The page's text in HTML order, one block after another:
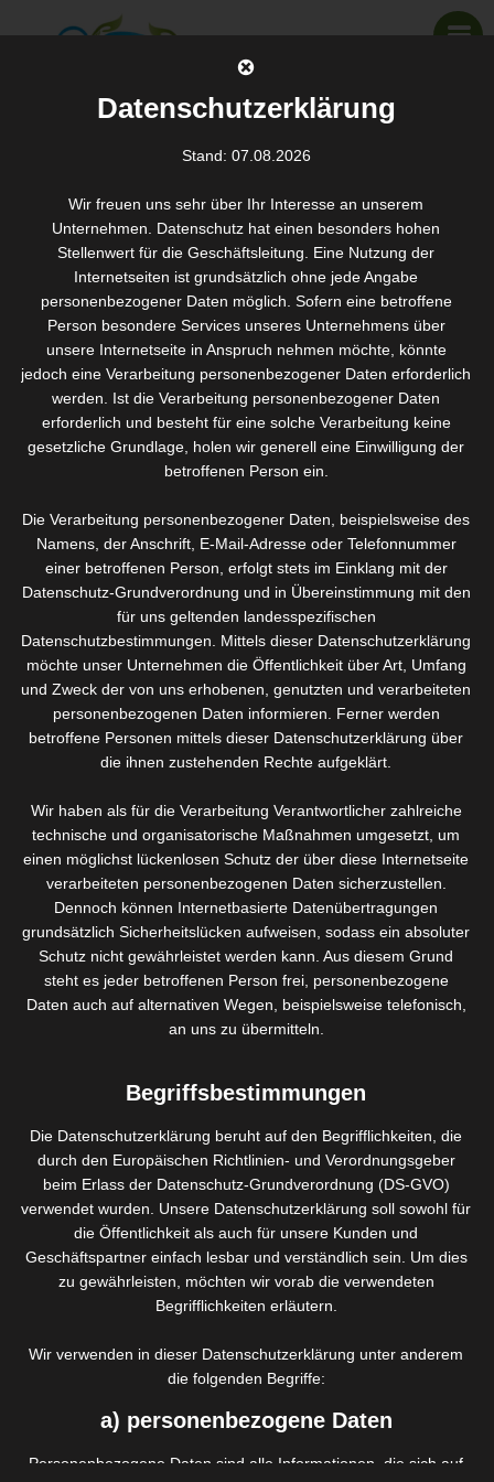
SANTOS WELLNESS & KOSMETIK LEISTUNGEN IN DER ÜBERSICHT
GESCHENKGUTSCHEIN
Sie suchen nach einer perfekten Geschenkidee ?
Mit einem Geschenkgutschein für jede Behandlung und in jeder
Preisklasse verschenken Sie echte Entspannung. Ein Geschenk
das immer gut ankommt und einfach zu beschaffen ist.
Beschenken Sie Ihre Mutter, Frau, Ihre beste
Wellness Geschenkgutschein.
Denn Urlaub vom stressigen Alltag und Momente des
Wohlbefindens für Körper und Seele sind keine Frage der
Dauer. Die Behandlungen können Ihre Lieben frei wählen.
Damit wir Ihre Lieben angemessen verwöhnen können und für
eine bessere Terminplanung, bitten wir um eine telefonische
Abstimmung.
Mitarbeitergeschenke – sei es Weihnachten, Geburtstag,
Urlaubsgeschenk oder als eine kleine Anerkennung für
besondere Leistungen – die Wellnessgutscheine sind sehr
beliebt. Verschenken Sie Ihren Mitarbeitern doch ein
Wellnessgutschein, so haben Sie beide etwas davon. Der
Mitarbeiter ein Wohlfühlerlebnis und Sie einen frischen
und motivierten Mitarbeiter.
GESCHENKGUTSCHEIN HIER BESTELLEN
Übrigens:Gerne können Sie unsere Wellness Geschenk
Gutscheine direkt auch telefonisch oder per email bestellen.
Nennen Sie uns Ihren Wunsch (z.B. Betrag – Behandlung –
Name etc) – und anschließend können Sie Ihr individuelles
Geschenk in Geschenkverpackung bei uns abholen oder wir
versenden den Gutschein an ihre Wunschadresse.
Datenschutzerklärung
Stand: 07.08.2026
Wir freuen uns sehr über Ihr Interesse an unserem
Unternehmen. Datenschutz hat einen besonders hohen
Stellenwert für die Geschäftsleitung. Eine Nutzung der
Internetseiten ist grundsätzlich ohne jede Angabe
personenbezogener Daten möglich. Sofern eine betroffene
Person besondere Services unseres Unternehmens über
unsere Internetseite in Anspruch nehmen möchte, könnte
jedoch eine Verarbeitung personenbezogener Daten erforderlich
werden. Ist die Verarbeitung personenbezogener Daten
erforderlich und besteht für eine solche Verarbeitung keine
gesetzliche Grundlage, holen wir generell eine Einwilligung der
betroffenen Person ein.
Die Verarbeitung personenbezogener Daten, beispielsweise des
Namens, der Anschrift, E-Mail-Adresse oder Telefonnummer
einer betroffenen Person, erfolgt stets im Einklang mit der
Datenschutz-Grundverordnung und in Übereinstimmung mit den
für uns geltenden landesspezifischen
Datenschutzbestimmungen. Mittels dieser Datenschutzerklärung
möchte unser Unternehmen die Öffentlichkeit über Art, Umfang
und Zweck der von uns erhobenen, genutzten und verarbeiteten
personenbezogenen Daten informieren. Ferner werden
betroffene Personen mittels dieser Datenschutzerklärung über
die ihnen zustehenden Rechte aufgeklärt.
Wir haben als für die Verarbeitung Verantwortlicher zahlreiche
technische und organisatorische Maßnahmen umgesetzt, um
einen möglichst lückenlosen Schutz der über diese Internetseite
verarbeiteten personenbezogenen Daten sicherzustellen.
Dennoch können Internetbasierte Datenübertragungen
grundsätzlich Sicherheitslücken aufweisen, sodass ein absoluter
Schutz nicht gewährleistet werden kann. Aus diesem Grund
steht es jeder betroffenen Person frei, personenbezogene
Daten auch auf alternativen Wegen, beispielsweise telefonisch,
an uns zu übermitteln.
Begriffsbestimmungen
Die Datenschutzerklärung beruht auf den Begrifflichkeiten, die
durch den Europäischen Richtlinien- und Verordnungsgeber
beim Erlass der Datenschutz-Grundverordnung (DS-GVO)
verwendet wurden. Unsere Datenschutzerklärung soll sowohl für
die Öffentlichkeit als auch für unsere Kunden und
Geschäftspartner einfach lesbar und verständlich sein. Um dies
zu gewährleisten, möchten wir vorab die verwendeten
Begrifflichkeiten erläutern.
Wir verwenden in dieser Datenschutzerklärung unter anderem
die folgenden Begriffe:
a) personenbezogene Daten
Personenbezogene Daten sind alle Informationen, die sich auf